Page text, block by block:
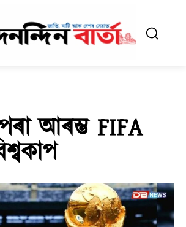
আৰম্ভ FIFA